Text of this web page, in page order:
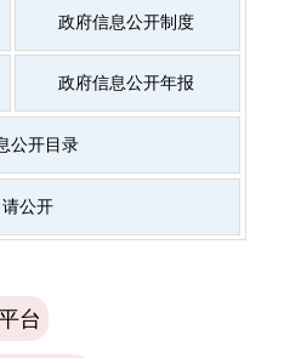
政府信息公开制度
政府信息公开年报
公开目录
公开
台